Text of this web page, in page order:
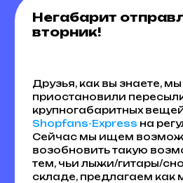
Негабарит
вторник!
Друзья, как вы знаете,
приостановили
крупногабаритных
Shopfans-Express на
Сейчас мы ищем
возобновить такую
тем, чьи лыжи/гитары/
складе, предлагаем как